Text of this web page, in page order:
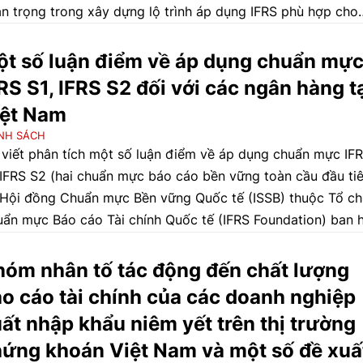
trọng trong xây dựng lộ trình áp dụng IFRS phù hợp cho
tài chính, năng lực quản trị và hiệu quả điều hành chính
tệ.
số luận điểm về áp dụng chuẩn mực
S1, IFRS S2 đối với các ngân hàng
Nam
SÁCH
viết phân tích một số luận điểm về áp dụng chuẩn mực
IFRS S2 (hai chuẩn mực báo cáo bền vững toàn cầu đầu
đồng Chuẩn mực Bền vững Quốc tế (ISSB) thuộc Tổ
mực Báo cáo Tài chính Quốc tế (IFRS Foundation) ban
quan đến phát triển bền vững (S1) và khí hậu (S2) một
nhất quán, minh bạch, hỗ trợ nhà đầu tư đưa ra quyết định
tư, hướng tới một ngôn ngữ chung cho báo cáo bền vững
toàn thế giới) đối với các ngân hàng tại Việt Nam và làm
của hai chuẩn mực báo cáo bền vững này như “ngôn
nhân tố tác động đến chất lượng
cáo tài chính của các doanh nghiệp
nhập khẩu niêm yết trên thị trường
khoán Việt Nam và một số đề